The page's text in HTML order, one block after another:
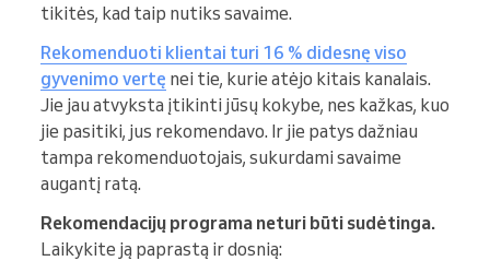
tikitės, kad taip nutiks savaime.
Rekomenduoti klientai turi 16 % didesnę viso
gyvenimo vertę nei tie, kurie atėjo kitais kanalais.
Jie jau atvyksta įtikinti jūsų kokybe, nes kažkas, kuo
jie pasitiki, jus rekomendavo. Ir jie patys dažniau
tampa rekomenduotojais, sukurdami savaime
augantį ratą.
Rekomendacijų programa neturi būti sudėtinga.
Laikykite ją paprastą ir dosnią: